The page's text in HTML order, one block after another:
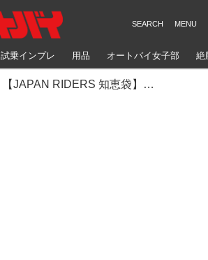
試乗インプレ 用品 オートバイ女子部 絶
【JAPAN RIDERS 知恵袋】ステップに正しく足を置こう！